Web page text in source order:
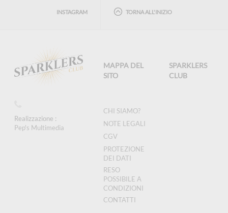
INSTAGRAM TORNA ALL'INIZIO
Realizzazione :
Pep's Multimedia
MAPPA DEL
SITO
CHI SIAMO?
NOTE LEGALI
CGV
PROTEZIONE
DEI DATI
RESO
POSSIBILE A
CONDIZIONI
CONTATTI
SPARKLERS
CLUB